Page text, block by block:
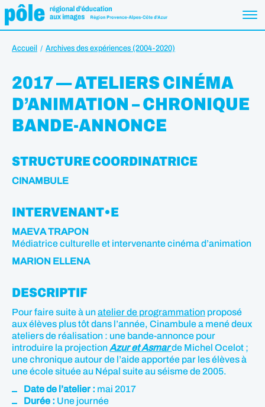
Accueil Archives des expériences (2004-2020)
2017 — ATELIERS CINÉMA
D’ANIMATION – CHRONIQUE
BANDE-ANNONCE
STRUCTURE COORDINATRICE
CINAMBULE
INTERVENANT•E
MAEVA TRAPON
Médiatrice culturelle et intervenante cinéma d’animation
MARION ELLENA
DESCRIPTIF
Pour faire suite à unatelier de programmation proposé
aux élèves plus tôt dans l’année, Cinambule a mené deux
ateliers de réalisation : une bande-annonce pour
introduire la projectionAzur et Asmarde Michel Ocelot ;
une chronique autour de l’aide apportée par les élèves à
une école située au Népal suite au séisme de 2005.
Date de l’atelier : mai 2017
Durée : Une journée